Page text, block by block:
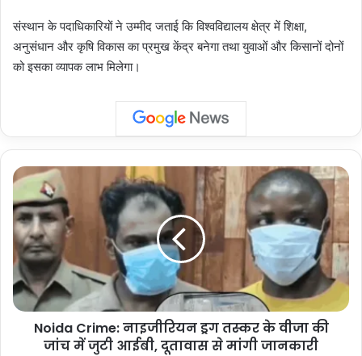
संस्थान के पदाधिकारियों ने उम्मीद जताई कि विश्वविद्यालय क्षेत्र में शिक्षा,
अनुसंधान और कृषि विकास का प्रमुख केंद्र बनेगा तथा युवाओं और किसानों दोनों
को इसका व्यापक लाभ मिलेगा।
Noida
Crime:
नाइजीरियन
ड्रग
तस्कर
के
वीजा
की
जांच
Noida Crime: नाइजीरियन ड्रग तस्कर के वीजा की
जांच में जुटी आईबी, दूतावास से मांगी जानकारी